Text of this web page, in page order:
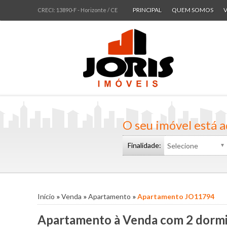
CRECI: 13890-F- Horizonte / CE PRINCIPAL QUEM SOMOS
O seu imóvel está
Finalidade:
Início » Venda » Apartamento » Apartamento JO11794
Apartamento à Venda com 2